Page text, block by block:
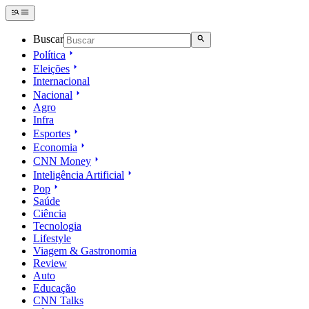
Buscar
Política
Eleições
Internacional
Nacional
Agro
Infra
Esportes
Economia
CNN Money
Inteligência Artificial
Pop
Saúde
Ciência
Tecnologia
Lifestyle
Viagem & Gastronomia
Review
Auto
Educação
CNN Talks